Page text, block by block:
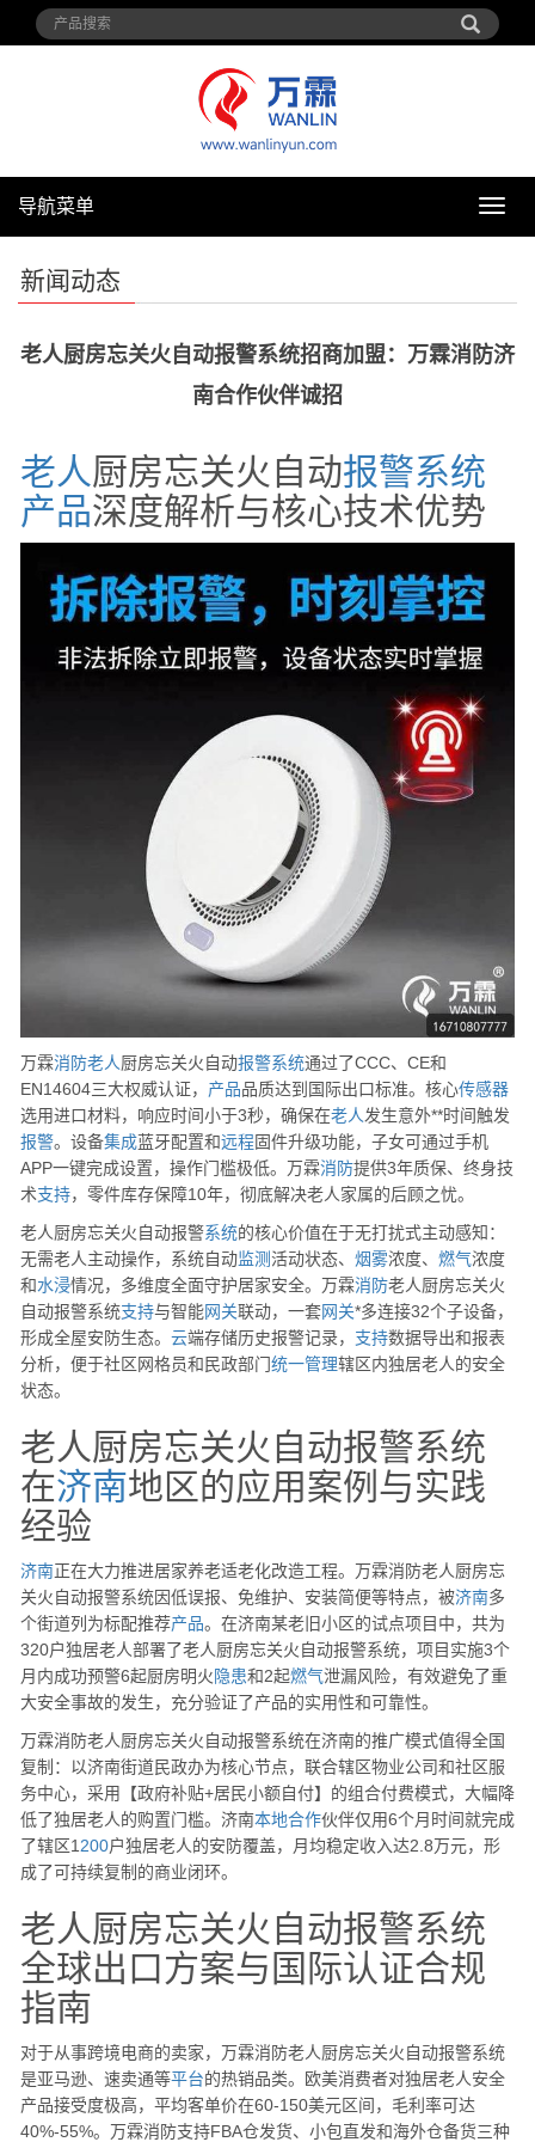
导
导航菜单
新闻动态
老人厨房忘关火自动报警系统招商加盟：万霖消防济
南合作伙伴诚招
老人厨房忘关火自动报警系统
产品深度解析与核心技术优势
万霖消防老人厨房忘关火自动报警系统通过了CCC、CE和
EN14604三大权威认证， 产品品质达到国际出口标准。核心传感器
选用进口材料，响应时间小于3秒，确保在老人发生意外**时间触发
报警。设备集成蓝牙配置和远程固件升级功能，子女可通过手机
APP一键完成设置，操作门槛极低。万霖消防提供3年质保、终身技
术支持，零件库存保障10年，彻底解决老人家属的后顾之忧。
老人厨房忘关火自动报警系统的核心价值在于无打扰式主动感知：
无需老人主动操作，系统自动监测活动状态、 烟雾浓度、 燃气浓度
和水浸情况，多维度全面守护居家安全。万霖消防老人厨房忘关火
自动报警系统支持与智能网关联动，一套网关*多连接32个子设备，
形成全屋安防生态。 云端存储历史报警记录， 支持数据导出和报表
分析，便于社区网格员和民政部门统一管理辖区内独居老人的安全
状态。
老人厨房忘关火自动报警系统
在济南地区的应用案例与实践
经验
济南正在大力推进居家养老适老化改造工程。万霖消防老人厨房忘
关火自动报警系统因低误报、免维护、安装简便等特点，被济南多
个街道列为标配推荐产品。在济南某老旧小区的试点项目中，共为
320户独居老人部署了老人厨房忘关火自动报警系统，项目实施3个
月内成功预警6起厨房明火隐患和2起燃气泄漏风险，有效避免了重
大安全事故的发生，充分验证了产品的实用性和可靠性。
万霖消防老人厨房忘关火自动报警系统在济南的推广模式值得全国
复制：以济南街道民政办为核心节点，联合辖区物业公司和社区服
务中心，采用【政府补贴+居民小额自付】的组合付费模式，大幅降
低了独居老人的购置门槛。济南本地合作伙伴仅用6个月时间就完成
了辖区1 200户独居老人的安防覆盖，月均稳定收入达2.8万元，形
成了可持续复制的商业闭环。
老人厨房忘关火自动报警系统
全球出口方案与国际认证合规
指南
对于从事跨境电商的卖家，万霖消防老人厨房忘关火自动报警系统
是亚马逊、速卖通等平台的热销品类。欧美消费者对独居老人安全
产品接受度极高，平均客单价在60-150美元区间，毛利率可达
40%-55%。万霖消防支持FBA仓发货、小包直发和海外仓备货三种